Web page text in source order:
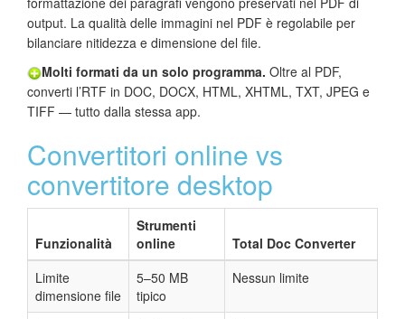
output. La qualità delle immagini nel PDF è regolabile per
bilanciare nitidezza e dimensione del file.
Molti formati da un solo programma. Oltre al PDF,
converti l’RTF in DOC, DOCX, HTML, XHTML, TXT, JPEG e
TIFF — tutto dalla stessa app.
Convertitori online vs
convertitore desktop
Funzionalità
Strumenti
online
Total Doc Converter
Limite
dimensione file
5–50 MB
tipico
Nessun limite